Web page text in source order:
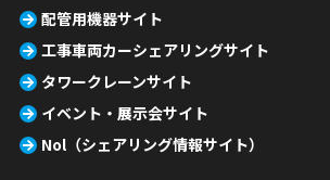
配管用機器サイト
工事車両カーシェアリングサイト
タワークレーンサイト
イベント・展示会サイト
Nol（シェアリング情報サイト）